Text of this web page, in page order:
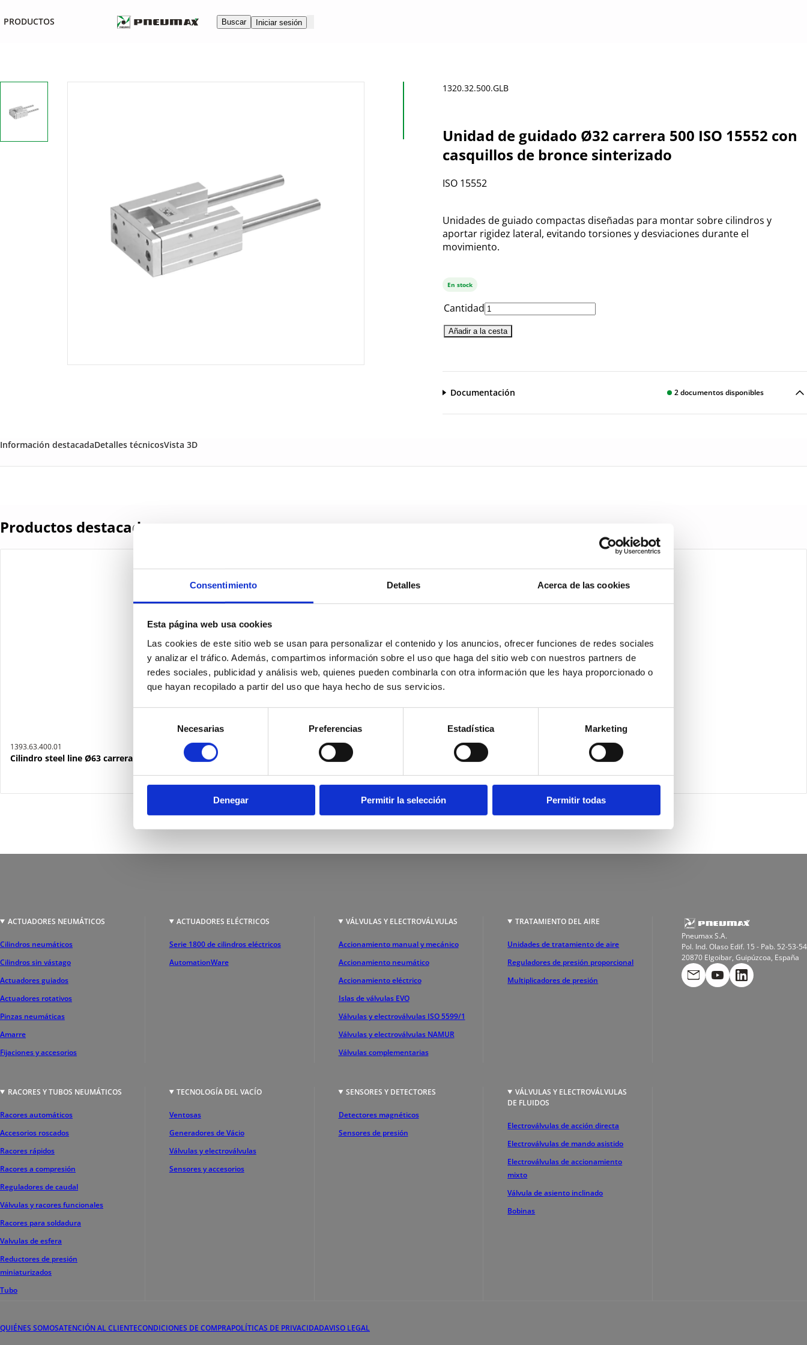
Consentimiento Detalles Acerca de las cookies
Esta página web usa cookies
Las cookies de este sitio web se usan para personalizar el contenido y los anuncios, ofrecer funciones de redes sociales
y analizar el tráfico. Además, compartimos información sobre el uso que haga del sitio web con nuestros partners de
redes sociales, publicidad y análisis web, quienes pueden combinarla con otra información que les haya proporcionado o
que hayan recopilado a partir del uso que haya hecho de sus servicios.
consentimiento
Necesarias Preferencias Estadística Marketing
Denegar Permitir la selección Permitir todas
PRODUCTOS Buscar Iniciar sesión
1320.32.500.GLB
Unidad de guidado Ø32 carrera 500 ISO 15552 con
casquillos de bronce sinterizado
ISO 15552
Unidades de guiado compactas diseñadas para montar sobre cilindros y
aportar rigidez lateral, evitando torsiones y desviaciones durante el
movimiento.
En stock
Cantidad
Añadir a la cesta
Documentación 2documentos disponibles
Información destacadaDetalles técnicosVista 3D
Productos destacados
1393.63.400.01
Cilindro steel line Ø63 carrera 400 versión base magnético, juntas PUR y doble efecto
ACTUADORES NEUMÁTICOS
Cilindros neumáticos
Cilindros sin vástago
Actuadores guiados
Actuadores rotativos
Pinzas neumáticas
Amarre
Fijaciones y accesorios
ACTUADORES ELÉCTRICOS
Serie 1800 de cilindros eléctricos
AutomationWare
VÁLVULAS Y ELECTROVÁLVULAS
Accionamiento manual y mecánico
Accionamiento neumático
Accionamiento eléctrico
Islas de válvulas EVO
Válvulas y electroválvulas ISO 5599/1
Válvulas y electroválvulas NAMUR
Válvulas complementarias
TRATAMIENTO DEL AIRE
Unidades de tratamiento de aire
Reguladores de presión proporcional
Multiplicadores de presión
RACORES Y TUBOS NEUMÁTICOS
Racores automáticos
Accesorios roscados
Racores rápidos
Racores a compresión
Reguladores de caudal
Válvulas y racores funcionales
Racores para soldadura
Valvulas de esfera
Reductores de presión
miniaturizados
Tubo
TECNOLOGÍA DEL VACÍO
Ventosas
Generadores de Vácio
Válvulas y electroválvulas
Sensores y accesorios
SENSORES Y DETECTORES
Detectores magnéticos
Sensores de presión
VÁLVULAS Y ELECTROVÁLVULAS
DE FLUIDOS
Electroválvulas de acción directa
Electroválvulas de mando asistido
Electroválvulas de accionamiento
mixto
Válvula de asiento inclinado
Bobinas
Pneumax S.A.
Pol. Ind. Olaso Edif. 15 - Pab. 52-53-54
20870 Elgoibar, Guipúzcoa, España
QUIÉNES SOMOSATENCIÓN AL CLIENTECONDICIONES DE COMPRAPOLÍTICAS DE PRIVACIDADAVISO LEGAL